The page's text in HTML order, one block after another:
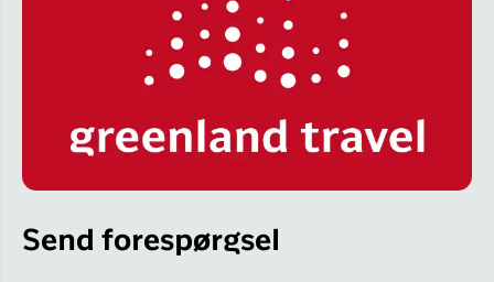
Send forespørgsel